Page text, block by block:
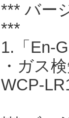
*** バー
***
1.「En-
・ガス
WCP-